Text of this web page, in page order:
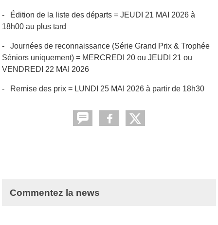
-
Édition de la liste des départs = JEUDI 21 MAI 2026 à
18h00 au plus tard
- Journées de reconnaissance (Série Grand Prix & Trophée
Séniors uniquement) = MERCREDI 20 ou JEUDI 21 ou
VENDREDI 22 MAI 2026
- Remise des prix = LUNDI 25 MAI 2026 à partir de 18h30
Commentez la news